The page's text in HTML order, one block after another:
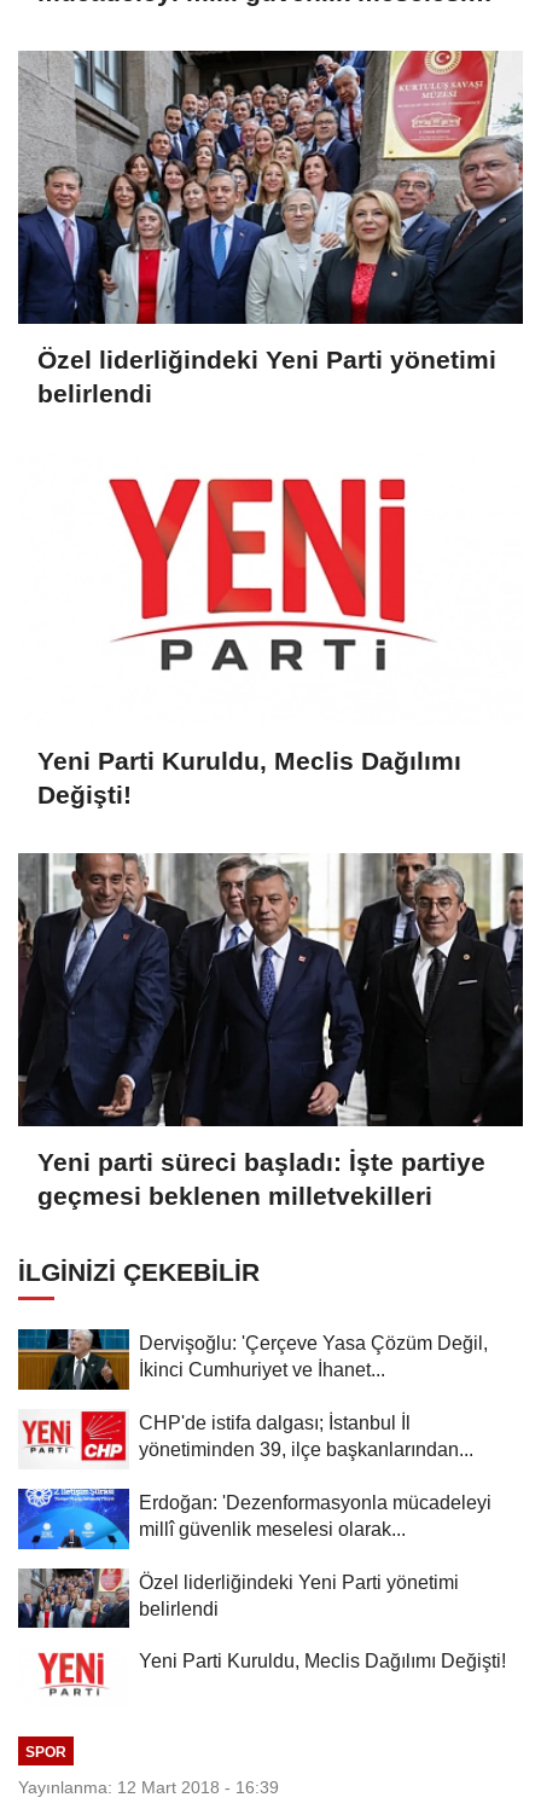
Özel liderliğindeki Yeni Parti yönetimi
belirlendi
Yeni Parti Kuruldu, Meclis Dağılımı
Değişti!
Yeni parti süreci başladı: İşte partiye
geçmesi beklenen milletvekilleri
İLGINIZI ÇEKEBILIR
Dervişoğlu: 'Çerçeve Yasa Çözüm Değil,
İkinci Cumhuriyet ve İhanet...
CHP'de istifa dalgası; İstanbul İl
yönetiminden 39, ilçe başkanlarından...
Erdoğan: 'Dezenformasyonla mücadeleyi
millî güvenlik meselesi olarak...
Özel liderliğindeki Yeni Parti yönetimi
belirlendi
Yeni Parti Kuruldu, Meclis Dağılımı Değişti!
SPOR
Yayınlanma: 12 Mart 2018 - 16:39